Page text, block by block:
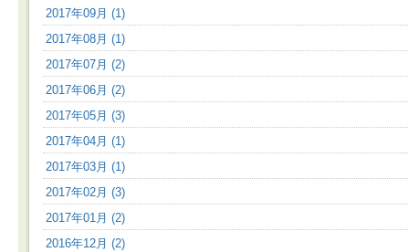
2017年09月 (1)
2017年08月 (1)
2017年07月 (2)
2017年06月 (2)
2017年05月 (3)
2017年04月 (1)
2017年03月 (1)
2017年02月 (3)
2017年01月 (2)
2016年12月 (2)